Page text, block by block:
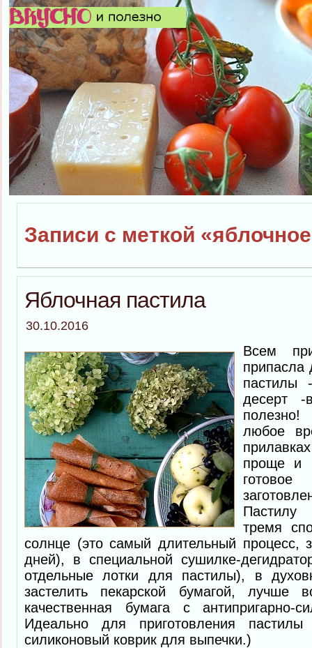
Записи с меткой
Яблочная пастила
30.10.2016
Всем
припасла
пастилы
десерт -
любое
проще и
Пастилу
тремя
солнце (это самый длительный процесс,
дней), в специальной сушилке-
отдельные лотки для пастилы), в
застелить пекарской бумагой, лучше
качественная бумага с антипригарно-
Идеально для приготовления
силиконовый коврик для выпечки.)